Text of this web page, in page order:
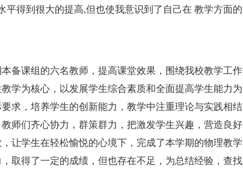
平得到很大的提高,但也使我意识到了自己在 教学方面的
备课组的六名教师，提高课堂效果，围绕我校教学工作
学为核心，以发展学生综合素质和全面提高学生能力为
求，培养学生的创新能力，教学中注重理论与实践相结
师们齐心协力，群策群力，把激发学生兴趣，营造良好
让学生在轻松愉悦的心境下，完成了本学期的物理教学
取得了一定的成绩，但也存在不足，为总结经验，查找